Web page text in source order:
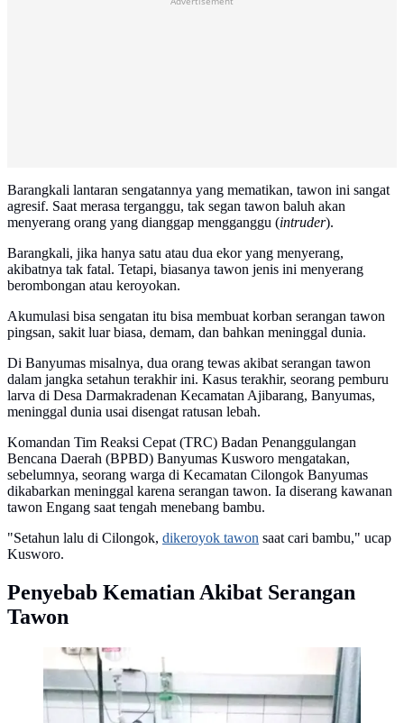
Barangkali lantaran sengatannya yang mematikan, tawon ini sangat
agresif. Saat merasa terganggu, tak segan tawon baluh akan
menyerang orang yang dianggap mengganggu (intruder).
Barangkali, jika hanya satu atau dua ekor yang menyerang,
akibatnya tak fatal. Tetapi, biasanya tawon jenis ini menyerang
berombongan atau keroyokan.
Akumulasi bisa sengatan itu bisa membuat korban serangan tawon
pingsan, sakit luar biasa, demam, dan bahkan meninggal dunia.
Di Banyumas misalnya, dua orang tewas akibat serangan tawon
dalam jangka setahun terakhir ini. Kasus terakhir, seorang pemburu
larva di Desa Darmakradenan Kecamatan Ajibarang, Banyumas,
meninggal dunia usai disengat ratusan lebah.
Komandan Tim Reaksi Cepat (TRC) Badan Penanggulangan
Bencana Daerah (BPBD) Banyumas Kusworo mengatakan,
sebelumnya, seorang warga di Kecamatan Cilongok Banyumas
dikabarkan meninggal karena serangan tawon. Ia diserang kawanan
tawon Engang saat tengah menebang bambu.
"Setahun lalu di Cilongok, dikeroyok tawon saat cari bambu," ucap
Kusworo.
Penyebab Kematian Akibat Serangan
Tawon
War, korban serangan tawon Baluh dirawat di RSUD
Majenang, Cilacap, Jawa Tengah. (Foto:
Liputan6.com/Turyono untuk Muhamad Ridlo)